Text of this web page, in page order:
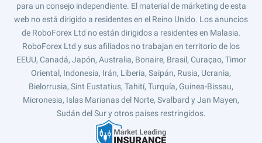
para un consejo independiente. El material de márketing de esta
web no está dirigido a residentes en el Reino Unido. Los anuncios
de RoboForex Ltd no están dirigidos a residentes en Malasia.
RoboForex Ltd y sus afiliados no trabajan en territorio de los
EEUU, Canadá, Japón, Australia, Bonaire, Brasil, Curaçao, Timor
Oriental, Indonesia, Irán, Liberia, Saipán, Rusia, Ucrania,
Bielorrusia, Sint Eustatius, Tahití, Turquía, Guinea-Bissau,
Micronesia, Islas Marianas del Norte, Svalbard y Jan Mayen,
Sudán del Sur y otros países restringidos.